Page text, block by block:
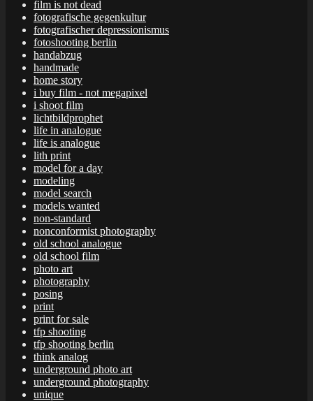
film is not dead
fotografische gegenkultur
fotografischer depressionismus
fotoshooting berlin
handabzug
handmade
home story
i buy film - not megapixel
i shoot film
lichtbildprophet
life in analogue
life is analogue
lith print
model for a day
modeling
model search
models wanted
non-standard
nonconformist photography
old school analogue
old school film
photo art
photography
posing
print
print for sale
tfp shooting
tfp shooting berlin
think analog
underground photo art
underground photography
unique